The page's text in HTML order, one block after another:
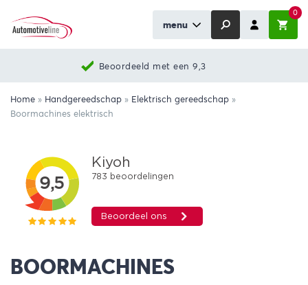
menu
0
Beoordeeld met een 9,3
Home » Handgereedschap » Elektrisch gereedschap »
Boormachines elektrisch
BOORMACHINES